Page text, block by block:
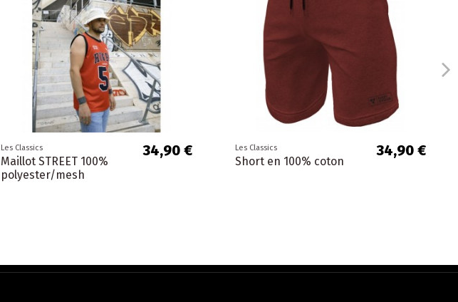
Les Classics
Maillot STREET 100%
polyester/mesh
34,90 € Les Classics
Short en 100% coton
34,90 €